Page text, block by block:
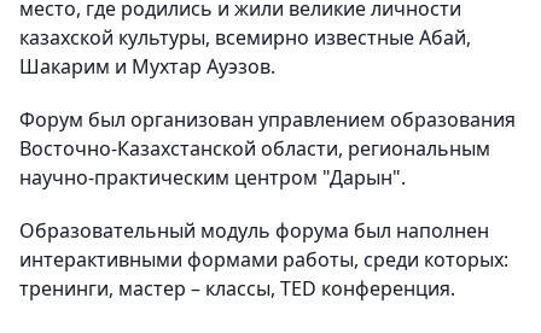
место, где родились и жили великие личности
казахской культуры, всемирно известные Абай,
Шакарим и Мухтар Ауэзов.
Форум был организован управлением образования
Восточно-Казахстанской области, региональным
научно-практическим центром "Дарын".
Образовательный модуль форума был наполнен
интерактивными формами работы, среди которых:
тренинги, мастер – классы, TED конференция.